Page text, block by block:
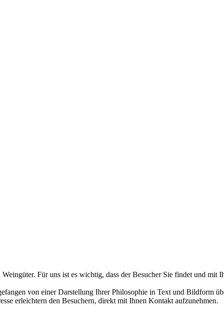
Für uns ist es wichtig, dass der Besucher Sie findet und mit
von einer Darstellung Ihrer Philosophie in Text und Bildform
erleichtern den Besuchern, direkt mit Ihnen Kontakt aufzunehmen.